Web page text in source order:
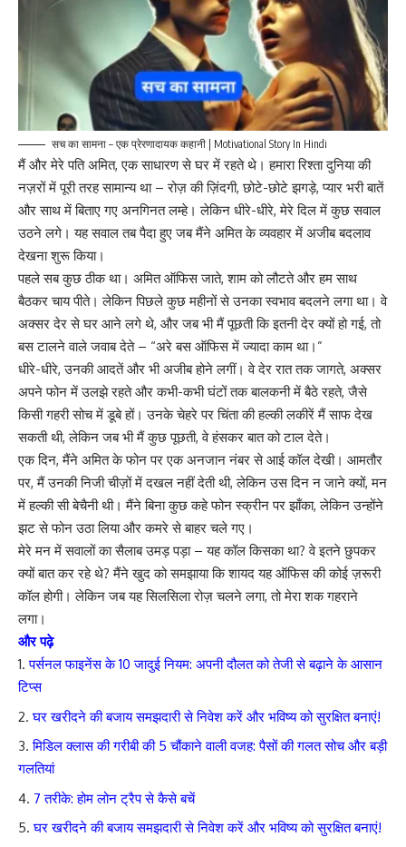
सच का सामना – एक प्रेरणादायक कहानी | Motivational Story In Hindi
मैं और मेरे पति अमित, एक साधारण से घर में रहते थे। हमारा रिश्ता दुनिया की
नज़रों में पूरी तरह सामान्य था – रोज़ की ज़िंदगी, छोटे-छोटे झगड़े, प्यार भरी बातें
और साथ में बिताए गए अनगिनत लम्हे। लेकिन धीरे-धीरे, मेरे दिल में कुछ सवाल
उठने लगे। यह सवाल तब पैदा हुए जब मैंने अमित के व्यवहार में अजीब बदलाव
देखना शुरू किया।
पहले सब कुछ ठीक था। अमित ऑफिस जाते, शाम को लौटते और हम साथ
बैठकर चाय पीते। लेकिन पिछले कुछ महीनों से उनका स्वभाव बदलने लगा था। वे
अक्सर देर से घर आने लगे थे, और जब भी मैं पूछती कि इतनी देर क्यों हो गई, तो
बस टालने वाले जवाब देते – “अरे बस ऑफिस में ज्यादा काम था।”
धीरे-धीरे, उनकी आदतें और भी अजीब होने लगीं। वे देर रात तक जागते, अक्सर
अपने फोन में उलझे रहते और कभी-कभी घंटों तक बालकनी में बैठे रहते, जैसे
किसी गहरी सोच में डूबे हों। उनके चेहरे पर चिंता की हल्की लकीरें मैं साफ देख
सकती थी, लेकिन जब भी मैं कुछ पूछती, वे हंसकर बात को टाल देते।
एक दिन, मैंने अमित के फोन पर एक अनजान नंबर से आई कॉल देखी। आमतौर
पर, मैं उनकी निजी चीज़ों में दखल नहीं देती थी, लेकिन उस दिन न जाने क्यों, मन
में हल्की सी बेचैनी थी। मैंने बिना कुछ कहे फोन स्क्रीन पर झाँका, लेकिन उन्होंने
झट से फोन उठा लिया और कमरे से बाहर चले गए।
मेरे मन में सवालों का सैलाब उमड़ पड़ा – यह कॉल किसका था? वे इतने छुपकर
क्यों बात कर रहे थे? मैंने खुद को समझाया कि शायद यह ऑफिस की कोई ज़रूरी
कॉल होगी। लेकिन जब यह सिलसिला रोज़ चलने लगा, तो मेरा शक गहराने
लगा।
और पढ़े
पर्सनल फाइनेंस के 10 जादुई नियम: अपनी दौलत को तेजी से बढ़ाने के आसान
टिप्स
घर खरीदने की बजाय समझदारी से निवेश करें और भविष्य को सुरक्षित बनाएं!
मिडिल क्लास की गरीबी की 5 चौंकाने वाली वजह: पैसों की गलत सोच और बड़ी
गलतियां
7 तरीके: होम लोन ट्रैप से कैसे बचें
घर खरीदने की बजाय समझदारी से निवेश करें और भविष्य को सुरक्षित बनाएं!